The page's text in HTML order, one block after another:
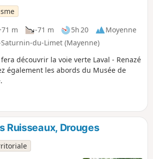
m -71 m 5h 20
Moyenne
du-Limet (Mayenne)
découvrir la voie verte Laval - Renazé
également les abords du Musée de
Ruisseaux, Drouges